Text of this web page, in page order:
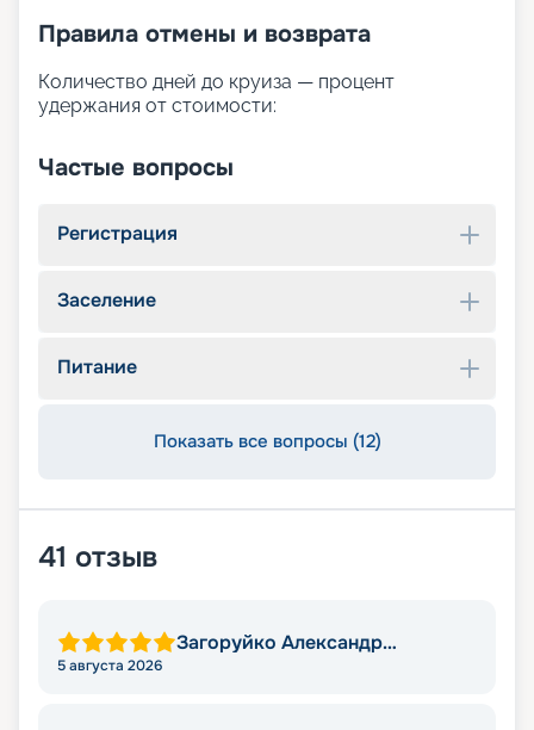
Правила отмены и возврата
Количество дней до круиза — процент
удержания от стоимости:
Частые вопросы
Регистрация
Заселение
Питание
Показать все вопросы (12)
41 отзыв
Загоруйко Александр
5 августа 2026